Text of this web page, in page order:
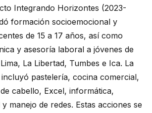
Integrando Horizontes (2023-
formación socioemocional y
de 15 a 17 años, así como
y asesoría laboral a jóvenes de
La Libertad, Tumbes e Ica. La
pastelería, cocina comercial,
cabello, Excel, informática,
manejo de redes. Estas acciones se